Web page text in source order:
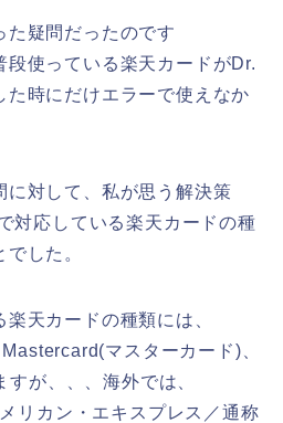
た疑問だったのです
段使っている楽天カードがDr.
た時にだけエラーで使えなか
に対して、私が思う解決策
対応している楽天カードの種
した。
天カードの種類には、
マスターカード)、
が、、、海外では、
リカン・エキスプレス／通称